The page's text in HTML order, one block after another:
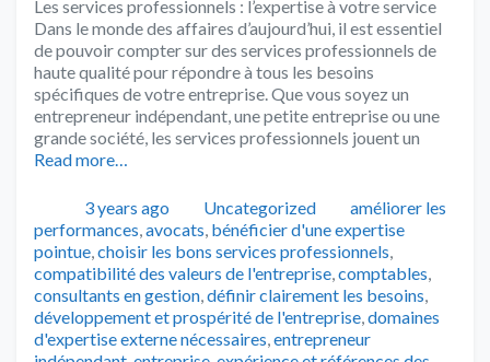
Les services professionnels : l’expertise à votre service
Dans le monde des affaires d’aujourd’hui, il est essentiel
de pouvoir compter sur des services professionnels de
haute qualité pour répondre à tous les besoins
spécifiques de votre entreprise. Que vous soyez un
entrepreneur indépendant, une petite entreprise ou une
grande société, les services professionnels jouent un
Read more…
Publié3 years ago Catégories
Uncategorized Tags
améliorer les
performances,avocats, bénéficier d'une expertise
pointue,choisir les bons services professionnels,
compatibilité des valeurs de l'entreprise,comptables,
consultants en gestion,définir clairement les besoins,
développement et prospérité de l'entreprise,domaines
d'expertise externe nécessaires,entrepreneur